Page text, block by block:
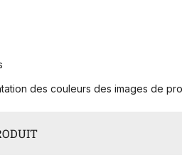
des couleurs des images de